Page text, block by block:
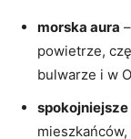
morska aura
powietrze,
bulwarze i w